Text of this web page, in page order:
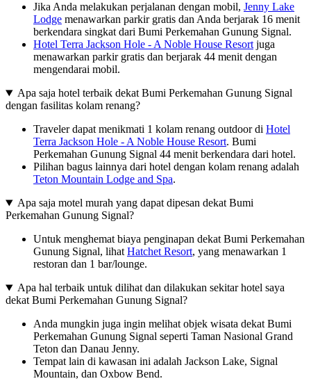
Jika Anda melakukan perjalanan dengan mobil, Jenny Lake
Lodge menawarkan parkir gratis dan Anda berjarak 16 menit
berkendara singkat dari Bumi Perkemahan Gunung Signal.
Hotel Terra Jackson Hole - A Noble House Resort juga
menawarkan parkir gratis dan berjarak 44 menit dengan
mengendarai mobil.
Apa saja hotel terbaik dekat Bumi Perkemahan Gunung Signal
dengan fasilitas kolam renang?
Traveler dapat menikmati 1 kolam renang outdoor di Hotel
Terra Jackson Hole - A Noble House Resort. Bumi
Perkemahan Gunung Signal 44 menit berkendara dari hotel.
Pilihan bagus lainnya dari hotel dengan kolam renang adalah
Teton Mountain Lodge and Spa.
Apa saja motel murah yang dapat dipesan dekat Bumi
Perkemahan Gunung Signal?
Untuk menghemat biaya penginapan dekat Bumi Perkemahan
Gunung Signal, lihat Hatchet Resort, yang menawarkan 1
restoran dan 1 bar/lounge.
Apa hal terbaik untuk dilihat dan dilakukan sekitar hotel saya
dekat Bumi Perkemahan Gunung Signal?
Anda mungkin juga ingin melihat objek wisata dekat Bumi
Perkemahan Gunung Signal seperti Taman Nasional Grand
Teton dan Danau Jenny.
Tempat lain di kawasan ini adalah Jackson Lake, Signal
Mountain, dan Oxbow Bend.